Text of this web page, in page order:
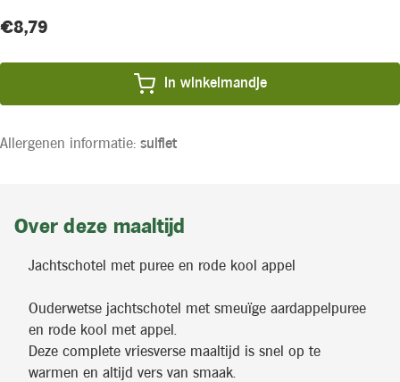
Huidige
Product
€8,79
In winkelmandje
Allergenen informatie: sulfiet
Over deze maaltijd
Jachtschotel met puree en rode kool appel
Ouderwetse jachtschotel met smeuïge aardappelpuree
en rode kool met appel.
Deze complete vriesverse maaltijd is snel op te
warmen en altijd vers van smaak.